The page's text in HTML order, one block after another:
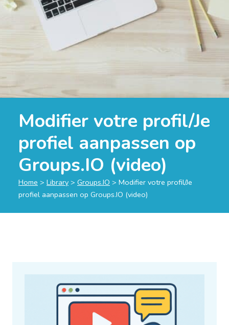
Modifier votre profil/Je
profiel aanpassen op
Groups.IO (video)
Home > Library > Groups.IO > Modifier votre profil/Je
profiel aanpassen op Groups.IO (video)